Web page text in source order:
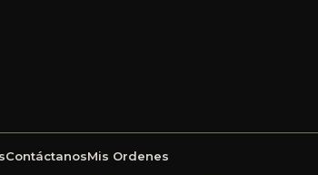
ContáctanosMis Ordenes